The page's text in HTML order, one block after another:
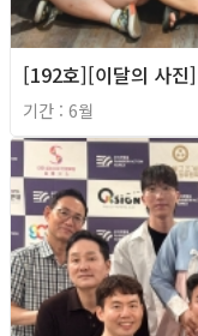
[192호][이달의 사진
기간 : 6월